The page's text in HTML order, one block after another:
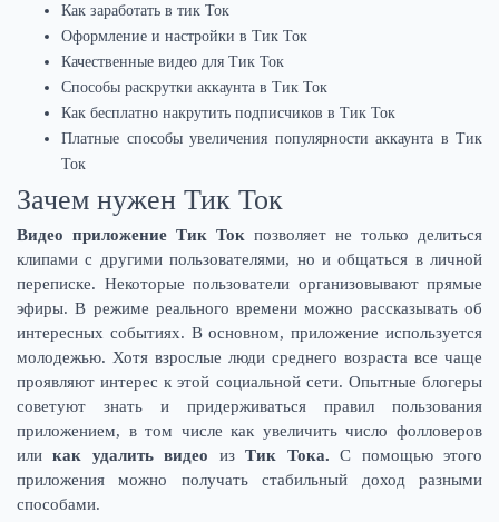
Как заработать в тик Ток
Оформление и настройки в Тик Ток
Качественные видео для Тик Ток
Способы раскрутки аккаунта в Тик Ток
Как бесплатно накрутить подписчиков в Тик Ток
Платные способы увеличения популярности аккаунта в Тик
Ток
Зачем нужен Тик Ток
Видео приложение Тик Ток позволяет не только делиться
клипами с другими пользователями, но и общаться в личной
переписке. Некоторые пользователи организовывают прямые
эфиры. В режиме реального времени можно рассказывать об
интересных событиях. В основном, приложение используется
молодежью. Хотя взрослые люди среднего возраста все чаще
проявляют интерес к этой социальной сети. Опытные блогеры
советуют знать и придерживаться правил пользования
приложением, в том числе как увеличить число фолловеров
иликак удалить видео изТик Тока. С помощью этого
приложения можно получать стабильный доход разными
способами.